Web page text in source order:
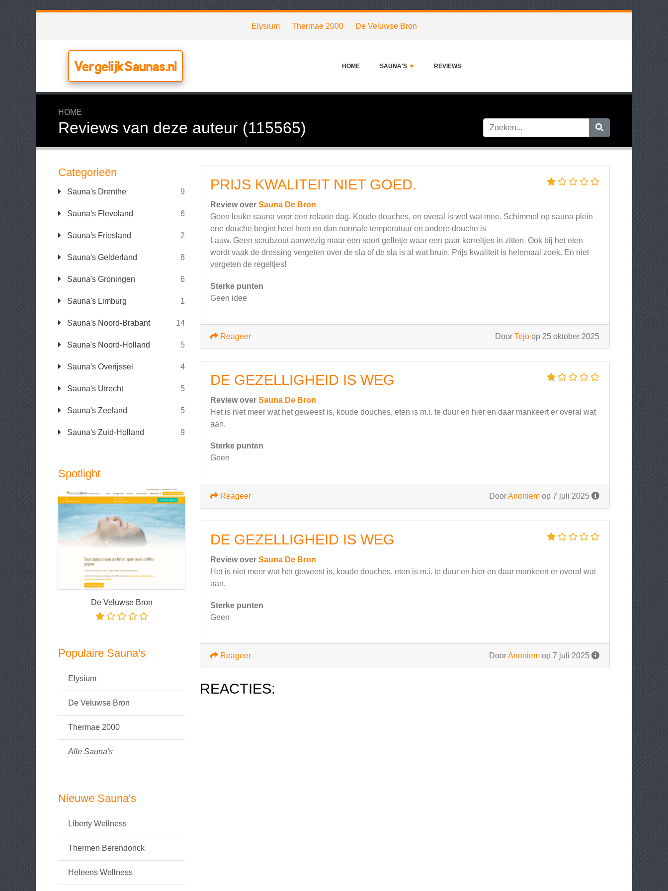
Elysium Thermae 2000 De Veluwse Bron
VergelijkSaunas.nl HOME SAUNA'S REVIEWS
HOME
Reviews van deze auteur (115565)
Categorieën
Sauna's Drenthe 9
Sauna's Flevoland 6
Sauna's Friesland 2
Sauna's Gelderland 8
Sauna's Groningen 6
Sauna's Limburg 1
Sauna's Noord-Brabant 14
Sauna's Noord-Holland 5
Sauna's Overijssel 4
Sauna's Utrecht 5
Sauna's Zeeland 5
Sauna's Zuid-Holland 9
Spotlight
De Veluwse Bron
Populaire Sauna's
Elysium
De Veluwse Bron
Thermae 2000
Alle Sauna's
Nieuwe Sauna's
Liberty Wellness
Thermen Berendonck
Heleens Wellness
PRIJS KWALITEIT NIET GOED.
Review over Sauna De Bron
Geen leuke sauna voor een relaxte dag. Koude douches, en overal is wel wat mee. Schimmel op sauna plein
ene douche begint heel heet en dan normale temperatuur en andere douche is
Lauw. Geen scrubzout aanwezig maar een soort gelletje waar een paar korreltjes in zitten. Ook bij het eten
wordt vaak de dressing vergeten over de sla of de sla is al wat bruin. Prijs kwaliteit is helemaal zoek. En niet
vergeten de regeltjes!
Sterke punten
Geen idee
Door Tejo op 25 oktober 2025
Reageer
DE GEZELLIGHEID IS WEG
Review over Sauna De Bron
Het is niet meer wat het geweest is, koude douches, eten is m.i. te duur en hier en daar mankeert er overal wat
aan.
Sterke punten
Geen
DoorAnoniem op 7 juli 2025
Reageer
DE GEZELLIGHEID IS WEG
Review over Sauna De Bron
Het is niet meer wat het geweest is, koude douches, eten is m.i. te duur en hier en daar mankeert er overal wat
aan.
Sterke punten
Geen
DoorAnoniem op 7 juli 2025
Reageer
REACTIES: